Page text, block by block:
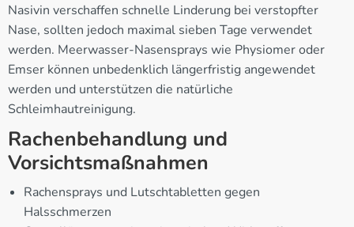
Nasivin verschaffen schnelle Linderung bei verstopfter
Nase, sollten jedoch maximal sieben Tage verwendet
werden. Meerwasser-Nasensprays wie Physiomer oder
Emser können unbedenklich längerfristig angewendet
werden und unterstützen die natürliche
Schleimhautreinigung.
Rachenbehandlung und
Vorsichtsmaßnahmen
Rachensprays und Lutschtabletten gegen
Halsschmerzen